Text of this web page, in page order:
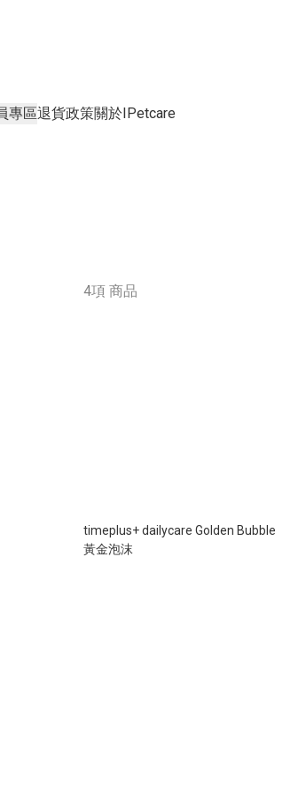
專區退貨政策關於IPetcare
4項 商品
timeplus+ dailycare Golden Bubble
黃金泡沫